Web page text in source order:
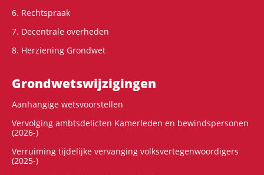
6. Rechtspraak
7. Decentrale overheden
8. Herziening Grondwet
Grondwets­wijzigingen
Aanhangige wetsvoorstellen
Vervolging ambtsdelicten Kamerleden en bewindspersonen
(2026-)
Verruiming tijdelijke vervanging volksvertegenwoordigers
(2025-)